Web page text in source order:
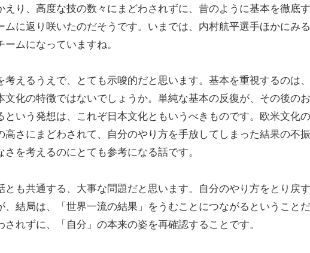
り、高度な技の数々にまどわされずに、昔のように基本を徹底
に返り咲いたのだそうです。いまでは、内村航平選手ほかにみ
ムになっていますね。
えるうえで、とても示唆的だと思います。基本を重視するのは
化の特徴ではないでしょうか。単純な基本の反復が、その後の
という発想は、これぞ日本文化ともいうべきものです。欧米文化
高さにまどわされて、自分のやり方を手放してしまった結果の不
を考えるのにとても参考になる話です。
も共通する、大事な問題だと思います。自分のやり方をとり戻す
、結局は、「世界一流の結果」をうむことにつながるということ
れずに、「自分」の本来の姿を再確認することです。